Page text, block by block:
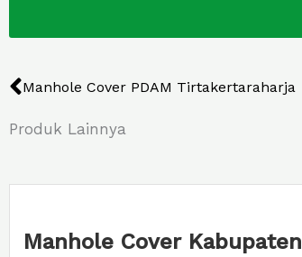
Prev
Manhole Cover PDAM Tirtakertaraharja
Produk Lainnya
Drainase Cover